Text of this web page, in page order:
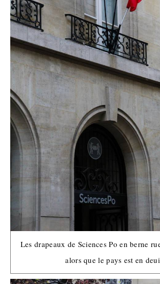
Les drapeaux de Sciences Po en berne
alors que le pays est en